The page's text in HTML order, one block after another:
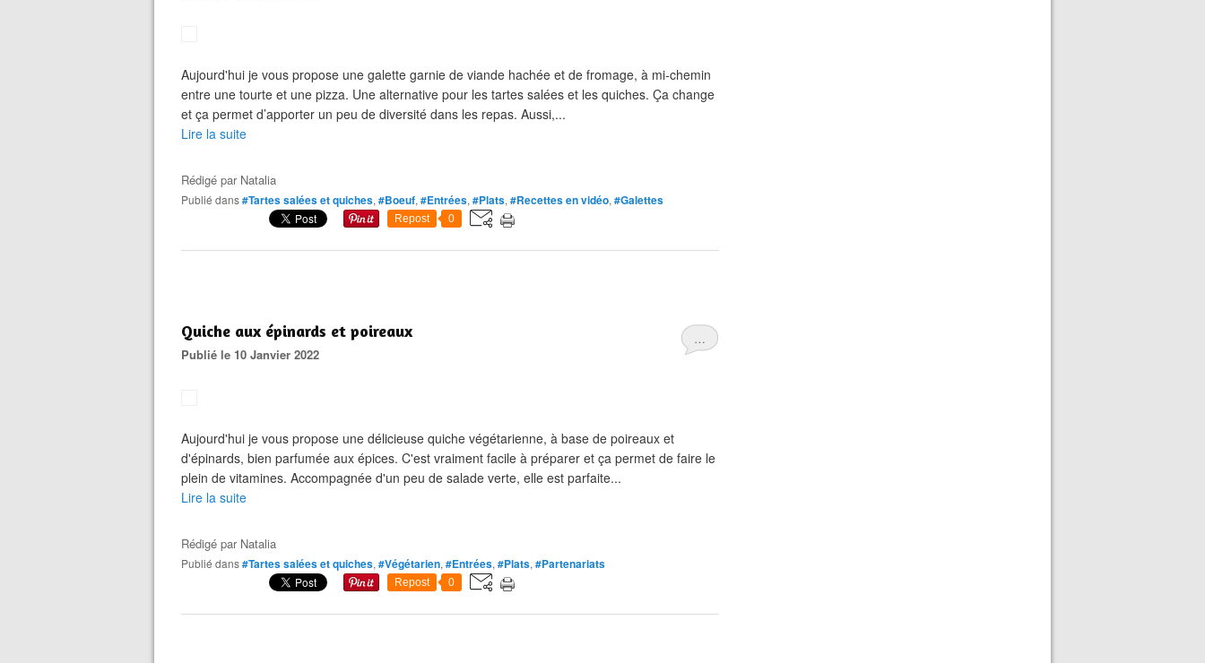
Aujourd'hui je vous propose une galette garnie de viande hachée et de fromage, à mi-chemin
entre une tourte et une pizza. Une alternative pour les tartes salées et les quiches. Ça change
et ça permet d’apporter un peu de diversité dans les repas. Aussi,...
Lire la suite
Rédigé par Natalia
Publié dans#Tartes salées et quiches, #Boeuf, #Entrées, #Plats, #Recettes en vidéo, #Galettes
Repost 0
…
Quiche aux épinards et poireaux
Publié le 10 Janvier 2022
Aujourd'hui je vous propose une délicieuse quiche végétarienne, à base de poireaux et
d'épinards, bien parfumée aux épices. C'est vraiment facile à préparer et ça permet de faire le
plein de vitamines. Accompagnée d'un peu de salade verte, elle est parfaite...
Lire la suite
Rédigé par Natalia
Publié dans#Tartes salées et quiches, #Végétarien, #Entrées, #Plats, #Partenariats
Repost 0